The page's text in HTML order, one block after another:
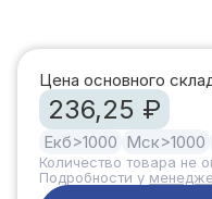
Цена основного
236,25 ₽
Екб>1000 Мск>1000
Количество товара не
Подробности у